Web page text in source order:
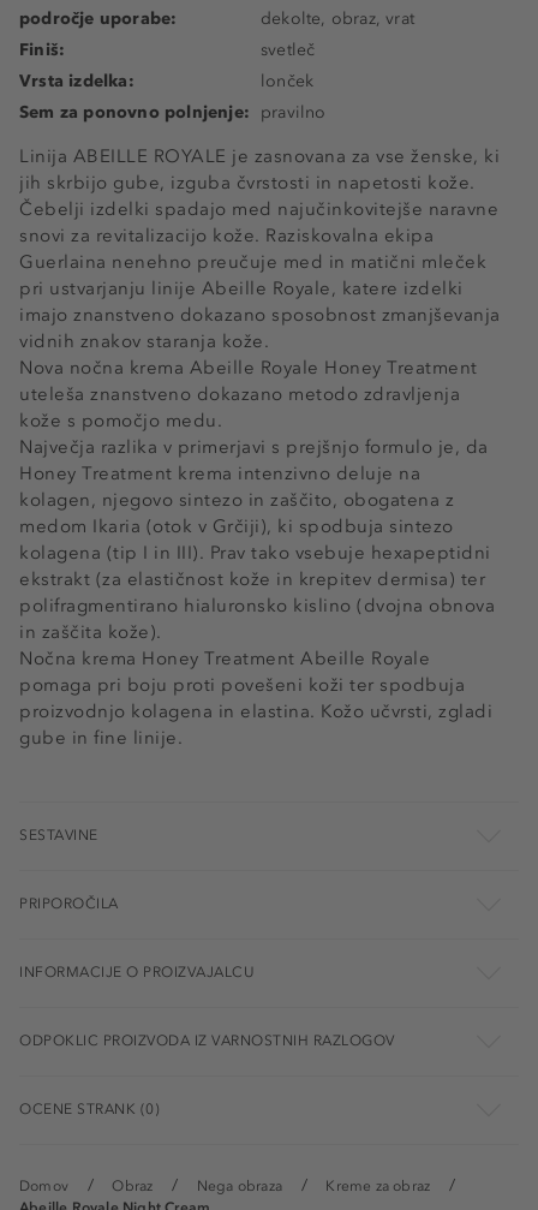
Domov Obraz Nega obraza
Kreme za obraz
Linija ABEILLE ROYALE je zasnovana za vse ženske, ki
jih skrbijo gube, izguba čvrstosti in napetosti kože.
Čebelji izdelki spadajo med najučinkovitejše naravne
snovi za revitalizacijo kože. Raziskovalna ekipa
Guerlaina nenehno preučuje med in matični mleček
pri ustvarjanju linije Abeille Royale, katere izdelki
imajo znanstveno dokazano sposobnost zmanjševanja
vidnih znakov staranja kože.
Nova nočna krema Abeille Royale Honey Treatment
uteleša znanstveno dokazano metodo zdravljenja
kože s pomočjo medu.
Največja razlika v primerjavi s prejšnjo formulo je, da
Honey Treatment krema intenzivno deluje na
kolagen, njegovo sintezo in zaščito, obogatena z
medom Ikaria (otok v Grčiji), ki spodbuja sintezo
kolagena (tip I in III). Prav tako vsebuje hexapeptidni
ekstrakt (za elastičnost kože in krepitev dermisa) ter
polifragmentirano hialuronsko kislino (dvojna obnova
in zaščita kože).
Nočna krema Honey Treatment Abeille Royale
pomaga pri boju proti povešeni koži ter spodbuja
proizvodnjo kolagena in elastina. Kožo učvrsti, zgladi
gube in fine linije.
področje uporabe:
dekolte, obraz, vrat
Finiš:
svetleč
Vrsta izdelka:
lonček
Sem za ponovno polnjenje:
pravilno
SESTAVINE
PRIPOROČILA
INFORMACIJE O PROIZVAJALCU
ODPOKLIC PROIZVODA IZ VARNOSTNIH RAZLOGOV
OCENE STRANK (0)